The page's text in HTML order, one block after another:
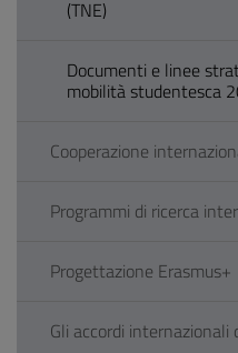
(TNE)
Documenti e linee
mobilità studentesca
Cooperazione
Programmi di ricerca
Progettazione Erasmus+
Gli accordi internazionali